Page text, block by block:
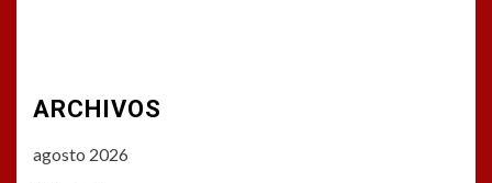
ARCHIVOS
agosto 2026